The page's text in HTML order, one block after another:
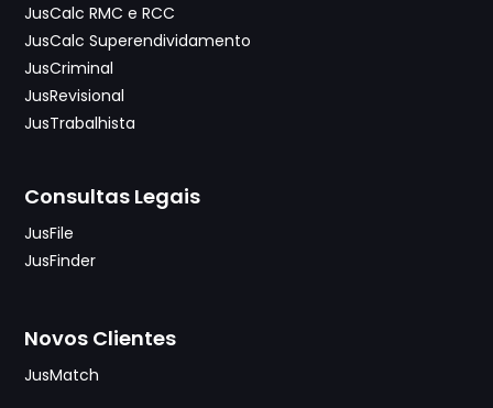
JusCalc RMC e RCC
JusCalc Superendividamento
JusCriminal
JusRevisional
JusTrabalhista
Consultas Legais
JusFile
JusFinder
Novos Clientes
JusMatch